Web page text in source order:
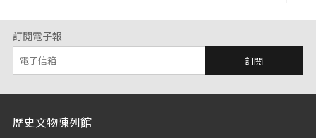
訂閱電子報
訂閱
:::
歷史文物陳列館